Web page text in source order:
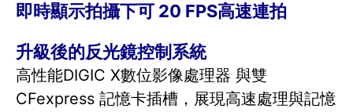
即時顯示拍攝下可 20 FPS高速連拍
升級後的反光鏡控制系統
高性能DIGIC X數位影像處理器 與雙
CFexpress 記憶卡插槽，展現高速處理與記憶